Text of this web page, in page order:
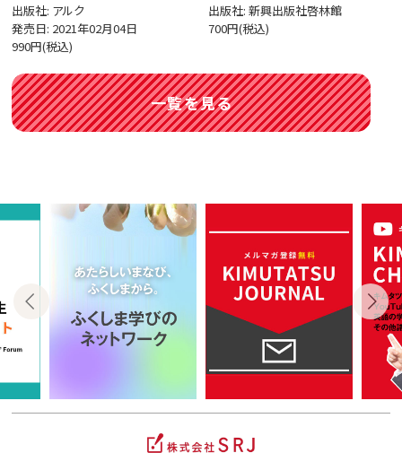
出版社: アルク
発売日: 2021年02月04日
990円(税込)
出版社: 新興出版社啓林館
700円(税込)
一覧を見る